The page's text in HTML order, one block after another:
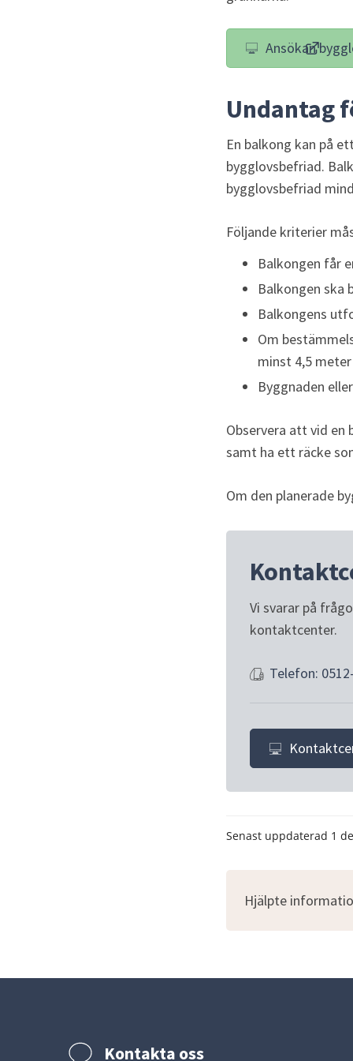
Ansökan(länk
Undantag
En balkong kan på
bygglovsbefriad.
bygglovsbefriad
Följande kriterier
Balkongen får
Balkongen ska
Balkongens
Om
minst 4,5
Byggnaden
Observera att vid en
samt ha ett räcke
Om den planerade
Vi svarar på
kontaktcenter.
Telefon:
Senast uppdaterad 1
Hjälpte
Kontakta oss